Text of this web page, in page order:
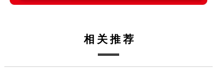
相关推荐